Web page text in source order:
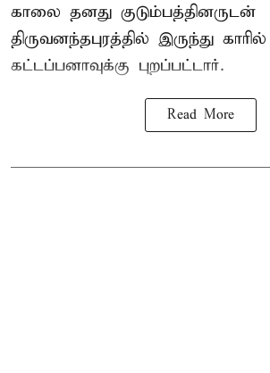
காலை தனது குடும்பத்தினருடன்
திருவனந்தபுரத்தில் இருந்து காரில்
கட்டப்பனாவுக்கு புறப்பட்டார்.
Read More